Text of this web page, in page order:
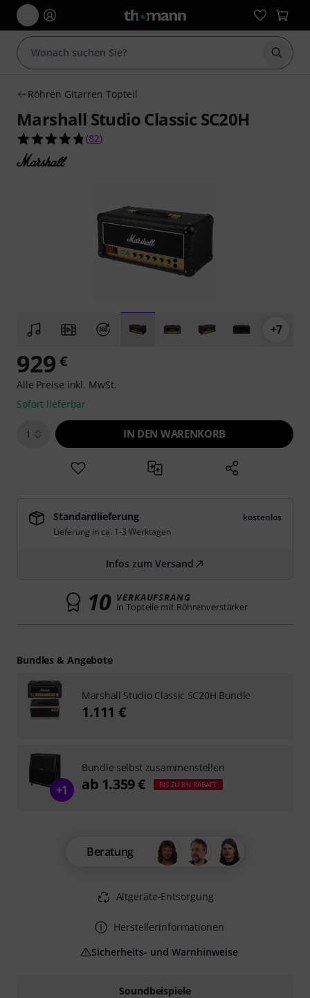
Suche
Röhren Gitarren Topteil
Marshall Studio Classic SC20H
4.8 von 5 Sternen aus 82 Kundenbewertungen
(82)
+7
Soundbeispiele
929 €
Alle Preise inkl. MwSt.
Sofort lieferbar
1 IN DEN WARENKORB
Standardlieferung
kostenlos
Lieferung in ca. 1-3 Werktagen
Infos zum Versand
10 VERKAUFSRANG
in Topteile mit Röhrenverstärker
Beratung
Altgeräte-Entsorgung
Herstellerinformationen
Sicherheits- und Warnhinweise
Bundles & Angebote
Marshall Studio Classic SC20H Bundle
1.111 €
+1
Bundle selbst zusammenstellen
ab 1.359 € BIS ZU 8% RABATT